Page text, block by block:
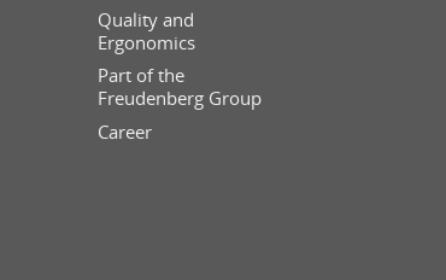
Quality and
Ergonomics
Part of the
Freudenberg Group
Career